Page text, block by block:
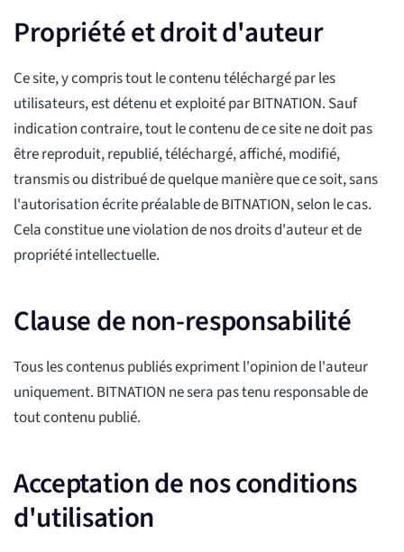
Propriété et droit d'auteur
Ce site, y compris tout le contenu téléchargé par les
utilisateurs, est détenu et exploité par BITNATION. Sauf
indication contraire, tout le contenu de ce site ne doit pas
être reproduit, republié, téléchargé, affiché, modifié,
transmis ou distribué de quelque manière que ce soit, sans
l'autorisation écrite préalable de BITNATION, selon le cas.
Cela constitue une violation de nos droits d'auteur et de
propriété intellectuelle.
Clause de non-responsabilité
Tous les contenus publiés expriment l'opinion de l'auteur
uniquement. BITNATION ne sera pas tenu responsable de
tout contenu publié.
Acceptation de nos conditions
d'utilisation